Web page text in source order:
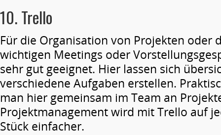
10.Trello
Für die Organisation von Projekten oder
wichtigen Meetings oder
sehr gut geeignet. Hier lassen sich
verschiedene Aufgaben erstellen.
man hier gemeinsam im Team an
Projektmanagement wird mit Trello auf
Stück einfacher.